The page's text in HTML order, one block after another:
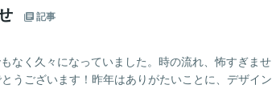
記事
なく久々になっていました。時の流れ、怖すぎませ
うございます！昨年はありがたいことに、デザイン